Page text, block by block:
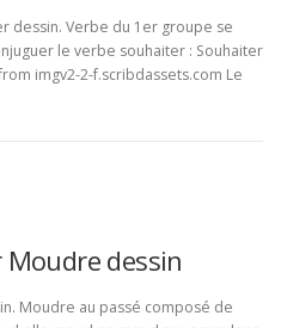
dessin. Verbe du 1er groupe se
le verbe souhaiter : Souhaiter
imgv2-2-f.scribdassets.com Le
dessin
Moudre au passé composé de